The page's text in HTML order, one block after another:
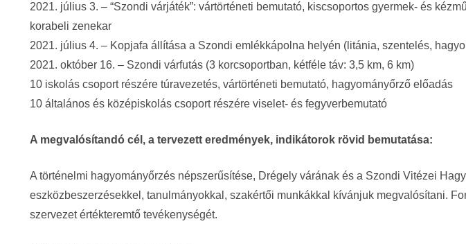
2021. július 3. – “Szondi várjáték”: vártörténeti bemutató, kiscsoportos gyermek- és
korabeli zenekar
2021. július 4. – Kopjafa állítása a Szondi emlékkápolna helyén (litánia, szentelés,
2021. október 16. – Szondi várfutás (3 korcsoportban, kétféle táv: 3,5 km, 6 km)
10 iskolás csoport részére túravezetés, vártörténeti bemutató, hagyományőrző előadás
10 általános és középiskolás csoport részére viselet- és fegyverbemutató
A megvalósítandó cél, a tervezett eredmények, indikátorok rövid bemutatása:
A történelmi hagyományőrzés népszerűsítése, Drégely várának és a Szondi Vitézei
eszközbeszerzésekkel, tanulmányokkal, szakértői munkákkal kívánjuk megvalósítani.
szervezet értékteremtő tevékenységét.